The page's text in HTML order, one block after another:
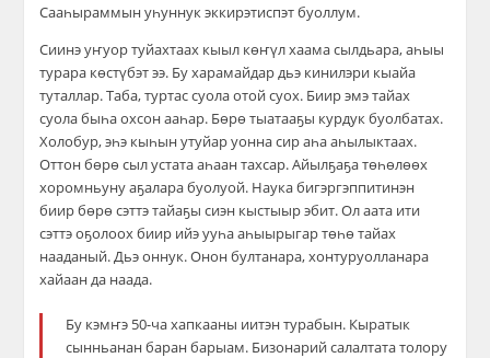
Сааһыраммын уһуннук эккирэтиспэт буоллум.
Сиинэ уҥуор туйахтаах кыыл көҥүл хаама сылдьара, аһыы
турара көстүбэт ээ. Бу харамайдар дьэ кинилэри кыайа
туталлар. Таба, туртас суола отой суох. Биир эмэ тайах
суола быһа охсон ааһар. Бөрө тыатааҕы курдук буолбатах.
Холобур, эһэ кыһын утуйар уонна сир аһа аһылыктаах.
Оттон бөрө сыл устата аһаан тахсар. Айылҕаҕа төһөлөөх
хоромньуну аҕалара буолуой. Наука бигэргэппитинэн
биир бөрө сэттэ тайаҕы сиэн кыстыыр эбит. Ол аата ити
сэттэ оҕолоох биир ийэ ууһа аһыырыгар төһө тайах
нааданый. Дьэ оннук. Онон бултанара, хонтуруолланара
хайаан да наада.
Бу кэмҥэ 50-ча хапкааны иитэн турабын. Кыратык
сынньанан баран барыам. Бизонарий салалтата толору